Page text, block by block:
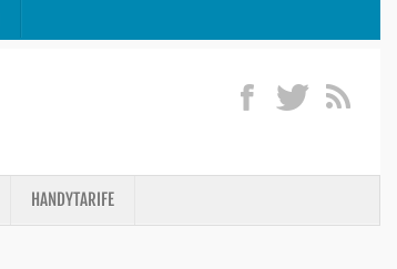
HANDYTARIFE